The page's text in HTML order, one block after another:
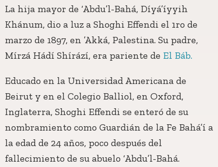
La hija mayor de ‘Abdu’l-Bahá, Díyá’íyyih
Khánum, dio a luz a Shoghi Effendi el 1ro de
marzo de 1897, en ’Akká, Palestina. Su padre,
Mírzá Hádí Shírází, era pariente de El Báb.
Educado en la Universidad Americana de
Beirut y en el Colegio Balliol, en Oxford,
Inglaterra, Shoghi Effendi se enteró de su
nombramiento como Guardián de la Fe Bahá’í a
la edad de 24 años, poco después del
fallecimiento de su abuelo ‘Abdu’l-Bahá.